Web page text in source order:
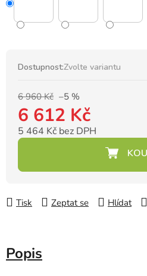
Dostupnost:Zvolte variantu
6 960 Kč –5 %
6 612 Kč
5 464 Kč bez DPH
Tisk Zeptat se Hlídat
Popis